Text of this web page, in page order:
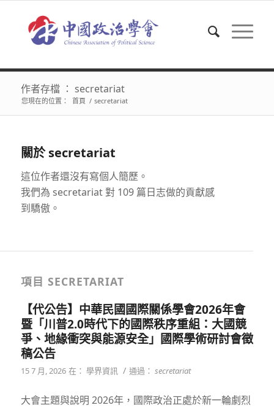
作者存檔 ： secretariat
您現在的位置： 首頁 / secretariat
關於secretariat
這位作者還沒有寫個人簡歷。
我們為 secretariat對 109 篇日志做的貢獻感
到驕傲。
項目 SECRETARIAT
【代公告】中華民國國際關係學會2026年會
暨「川普2.0時代下的國際秩序重組：大國競
爭、地緣衝突與能源安全」國際學術研討會徵
稿公告
15 7 月, 2026 在： 學界資訊 / 通過： secretariat
大會主題與說明 2026年，國際政治正處於新一輪劇烈